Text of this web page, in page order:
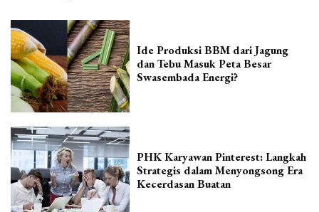
Ide Produksi BBM dari Jagung
dan Tebu Masuk Peta Besar
Swasembada Energi?
PHK Karyawan Pinterest: Langkah
Strategis dalam Menyongsong Era
Kecerdasan Buatan